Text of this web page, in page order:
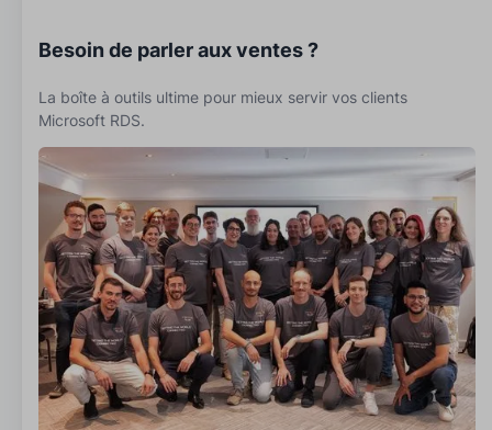
Besoin de parler aux ventes ?
La boîte à outils ultime pour mieux servir vos clients
Microsoft RDS.